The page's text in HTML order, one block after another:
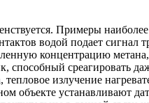
Примеры
водой подает сигнал
концентрацию
способный
излучение
объекте устанавливают